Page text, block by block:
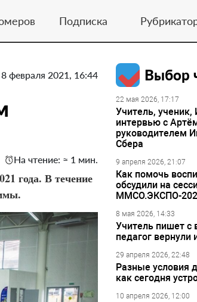
Подписка
8 февраля 2021, 16:44
На чтение: ≈ 1 мин.
года. В течение
Выбор
22 мая 2026, 17:17
Учитель, ученик,
интервью с
руководителем
Сбера
9 апреля 2026, 21:07
Как помочь
обсудили на
ММСО.ЭКСПО-
8 мая 2026, 14:33
Учитель пишет с
педагог вернули
29 апреля 2026, 22:48
Разные условия
как сегодня
10 апреля 2026, 12:00